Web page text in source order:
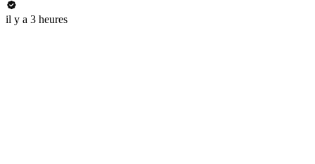
il y a 3 heures